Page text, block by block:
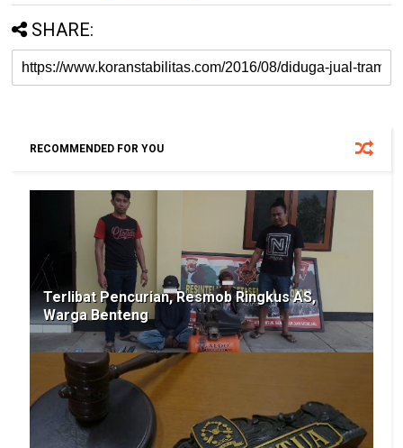
SHARE:
RECOMMENDED FOR YOU
Terlibat Pencurian, Resmob Ringkus AS,
Warga Benteng